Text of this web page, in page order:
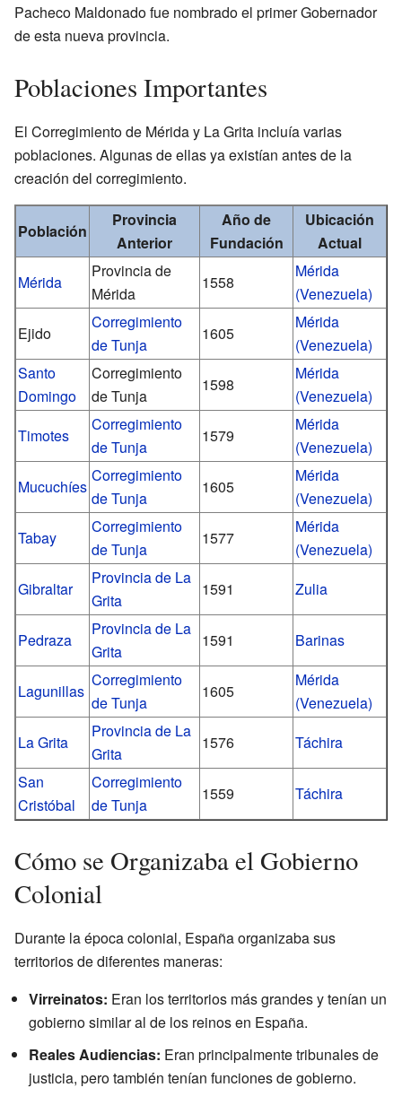
Pacheco Maldonado fue nombrado el primer Gobernador
de esta nueva provincia.
Poblaciones Importantes
El Corregimiento de Mérida y La Grita incluía varias
poblaciones. Algunas de ellas ya existían antes de la
creación del corregimiento.
Población
Provincia
Anterior
Año de
Fundación
Ubicación
Actual
Mérida
Provincia de
Mérida
1558
Mérida
(Venezuela)
Ejido
Corregimiento
de Tunja
1605
Mérida
(Venezuela)
Santo
Domingo
Corregimiento
de Tunja
1598
Mérida
(Venezuela)
Timotes
Corregimiento
de Tunja
1579
Mérida
(Venezuela)
Mucuchíes
Corregimiento
de Tunja
1605
Mérida
(Venezuela)
Tabay
Corregimiento
de Tunja
1577
Mérida
(Venezuela)
Gibraltar
Provincia de La
Grita
1591 Zulia
Pedraza
Provincia de La
Grita
1591 Barinas
Lagunillas
Corregimiento
de Tunja
1605
Mérida
(Venezuela)
La Grita
Provincia de La
Grita
1576
Táchira
San
Cristóbal
Corregimiento
de Tunja
1559 Táchira
Cómo se Organizaba el Gobierno
Colonial
Durante la época colonial, España organizaba sus
territorios de diferentes maneras:
Virreinatos: Eran los territorios más grandes y tenían un
gobierno similar al de los reinos en España.
Reales Audiencias: Eran principalmente tribunales de
justicia, pero también tenían funciones de gobierno.